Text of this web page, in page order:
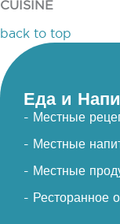
CUISINE
back to top
Еда и
- Местные
- Местные
- Местные
- Ресторанное